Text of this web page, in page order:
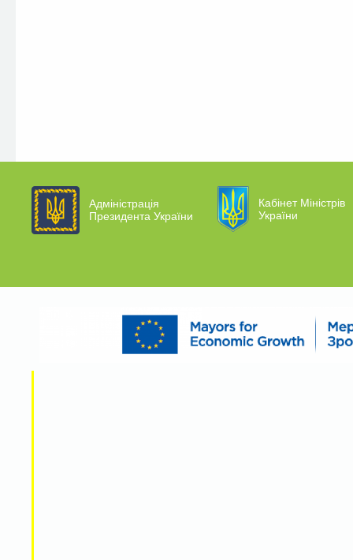
Адміністрація
Президента України
Кабінет Міністрів
України